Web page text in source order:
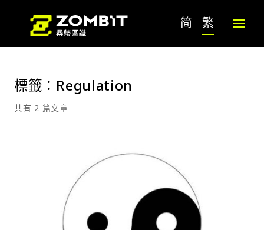
简 繁
標籤：Regulation
共有 2 篇文章